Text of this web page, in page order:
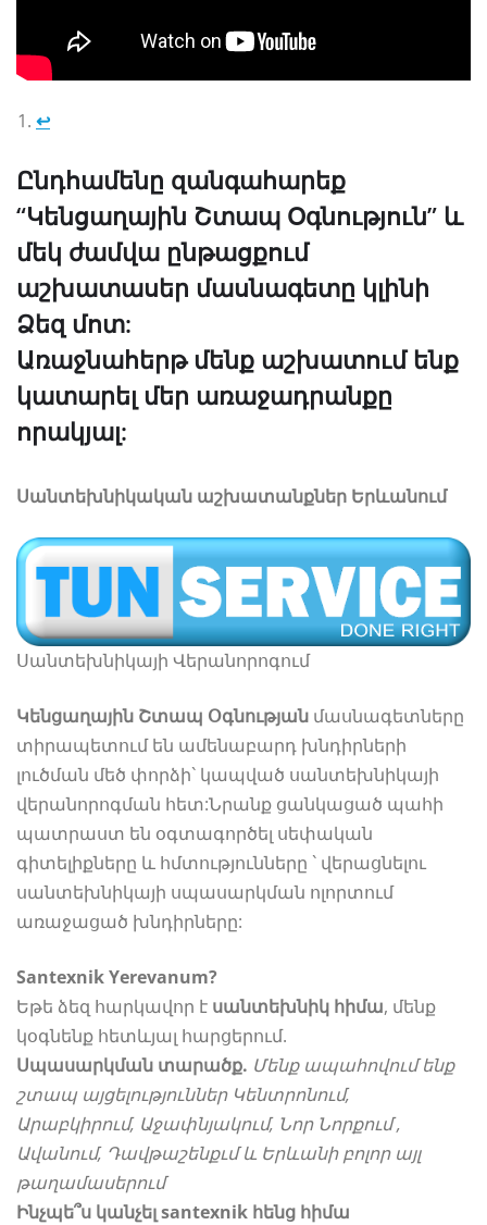
↩︎
Ընդհամենը զանգահարեք
“Կենցաղային Շտապ Օգնություն” և
մեկ ժամվա ընթացքում
աշխատասեր մասնագետը կլինի
Ձեզ մոտ:
Առաջնահերթ մենք աշխատում ենք
կատարել մեր առաջադրանքը
որակյալ:
Սանտեխնիկական աշխատանքներ Երևանում
Սանտեխնիկայի Վերանորոգում
Կենցաղային Շտապ Օգնության մասնագետները
տիրապետում են ամենաբարդ խնդիրների
լուծման մեծ փորձի` կապված սանտեխնիկայի
վերանորոգման հետ:Նրանք ցանկացած պահի
պատրաստ են օգտագործել սեփական
գիտելիքները և հմտությունները ` վերացնելու
սանտեխնիկայի սպասարկման ոլորտում
առաջացած խնդիրները:
Santexnik Yerevanum?
Եթե ձեզ հարկավոր է սանտեխնիկ հիմա, մենք
կօգնենք հետևյալ հարցերում.
Սպասարկման տարածք. Մենք ապահովում ենք
շտապ այցելություններ Կենտրոնում,
Արաբկիրում, Աջափնյակում, Նոր Նորքում ,
Ավանում, Դավթաշենքւմ և Երևանի բոլոր այլ
թաղամասերում
Ինչպե՞ս կանչել santexnik հենց հիմա